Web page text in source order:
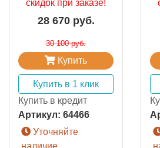
скидок при заказе!
28 670 руб.
30 100 руб.
Купить
Купить в 1 клик
Купить в кредит
Артикул: 64466
Уточняйте
наличие